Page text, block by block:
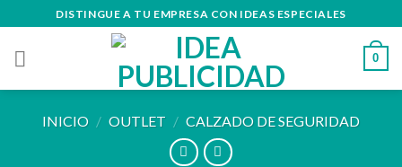
to
content
DISTINGUE A TU EMPRESA CON IDEAS ESPECIALES
0
INICIO / OUTLET / CALZADO DE SEGURIDAD